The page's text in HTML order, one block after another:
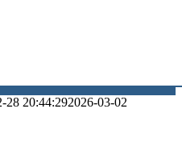
28 20:44:292026-03-02